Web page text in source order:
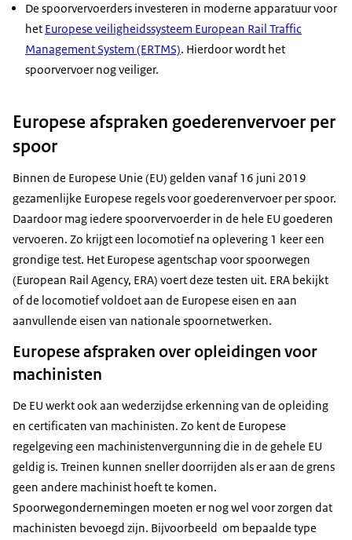
De spoorvervoerders investeren in moderne apparatuur voor
het Europese veiligheidssysteem European Rail Traffic
Management System (ERTMS). Hierdoor wordt het
spoorvervoer nog veiliger.
Europese afspraken goederenvervoer per
spoor
Binnen de Europese Unie (EU) gelden vanaf 16 juni 2019
gezamenlijke Europese regels voor goederenvervoer per spoor.
Daardoor mag iedere spoorvervoerder in de hele EU goederen
vervoeren. Zo krijgt een locomotief na oplevering 1 keer een
grondige test. Het Europese agentschap voor spoorwegen
(European Rail Agency, ERA) voert deze testen uit. ERA bekijkt
of de locomotief voldoet aan de Europese eisen en aan
aanvullende eisen van nationale spoornetwerken.
Europese afspraken over opleidingen voor
machinisten
De EU werkt ook aan wederzijdse erkenning van de opleiding
en certificaten van machinisten. Zo kent de Europese
regelgeving een machinistenvergunning die in de gehele EU
geldig is. Treinen kunnen sneller doorrijden als er aan de grens
geen andere machinist hoeft te komen.
Spoorwegondernemingen moeten er nog wel voor zorgen dat
machinisten bevoegd zijn. Bijvoorbeeld om bepaalde type